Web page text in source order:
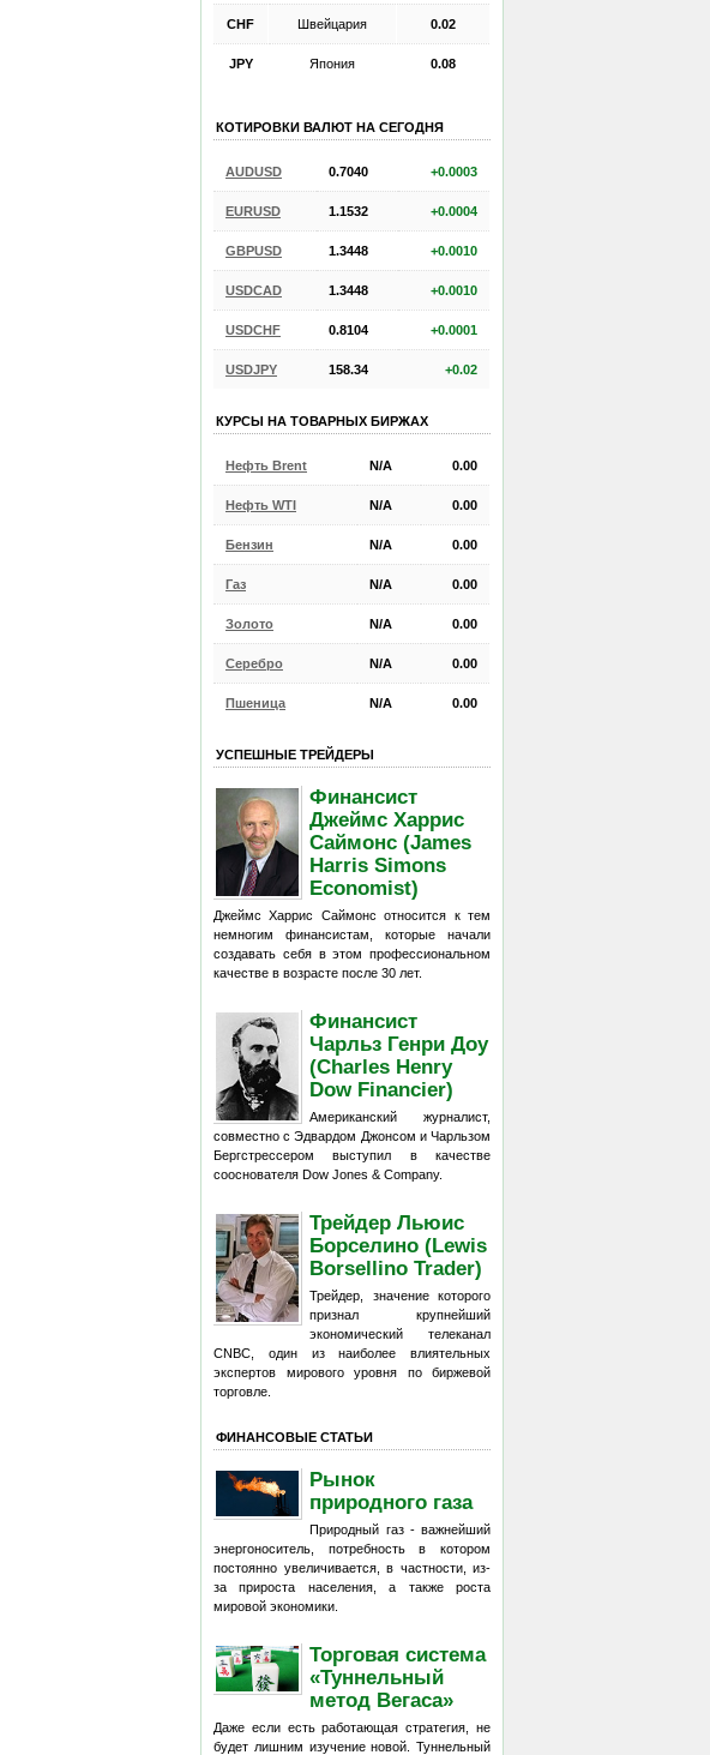
CHF Швейцария 0.02
JPY Япония 0.08
КОТИРОВКИ ВАЛЮТ НА СЕГОДНЯ
AUDUSD 0.7040 +0.0003
EURUSD 1.1532 +0.0004
GBPUSD 1.3448 +0.0010
USDCAD 1.3448 +0.0010
USDCHF 0.8104 +0.0001
USDJPY 158.34 +0.02
КУРСЫ НА ТОВАРНЫХ БИРЖАХ
Нефть Brent N/A 0.00
Нефть WTI N/A 0.00
Бензин N/A 0.00
Газ N/A 0.00
Золото N/A 0.00
Серебро N/A 0.00
Пшеница N/A 0.00
УСПЕШНЫЕ ТРЕЙДЕРЫ
Финансист
Джеймс Харрис
Саймонс (James
Harris Simons
Economist)
Джеймс Харрис Саймонс относится к тем
немногим финансистам, которые начали
создавать себя в этом профессиональном
качестве в возрасте после 30 лет.
Финансист
Чарльз Генри Доу
(Charles Henry
Dow Financier)
Американский журналист,
совместно с Эдвардом Джонсом и Чарльзом
Бергстрессером выступил в качестве
сооснователя Dow Jones & Company.
Трейдер Льюис
Борселино (Lewis
Borsellino Trader)
Трейдер, значение которого
признал крупнейший
экономический телеканал
CNBC, один из наиболее влиятельных
экспертов мирового уровня по биржевой
торговле.
ФИНАНСОВЫЕ СТАТЬИ
Рынок
природного газа
Природный газ - важнейший
энергоноситель, потребность в котором
постоянно увеличивается, в частности, из-
за прироста населения, а также роста
мировой экономики.
Торговая система
«Туннельный
метод Вегаса»
Даже если есть работающая стратегия, не
будет лишним изучение новой. Туннельный